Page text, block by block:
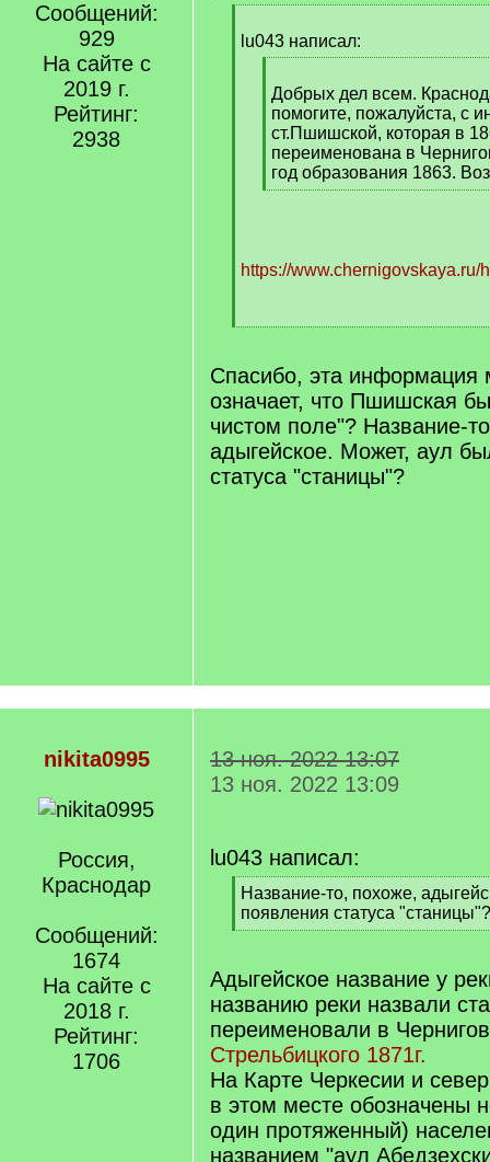
Сообщений:
929
На сайте с
2019 г.
Рейтинг:
2938
qlu043 написал:
q
]
Добрых дел всем.
помогите, пожалуйста, с
ст.Пшишской, которая в
переименована в
год образования 1863.
[
https://www.chernigovskaya.ru/
[
q
]
Спасибо, эта информация
означает, что Пшишская
чистом поле"? Название-
адыгейское. Может, аул
статуса "станицы"?
nikita0995
Россия,
Краснодар
Сообщений:
1674
На сайте с
2018 г.
Рейтинг:
1706
13 ноя. 2022 13:07
13 ноя. 2022 13:09
lu043 написал:
[
q
]
Название-то, похоже,
появления статуса "станицы"?
[
q
]
Адыгейское название у
названию реки назвали
переименовали в
Стрельбицкого 1871г.
На Карте Черкесии и
в этом месте обозначены
один протяженный)
названием "аул